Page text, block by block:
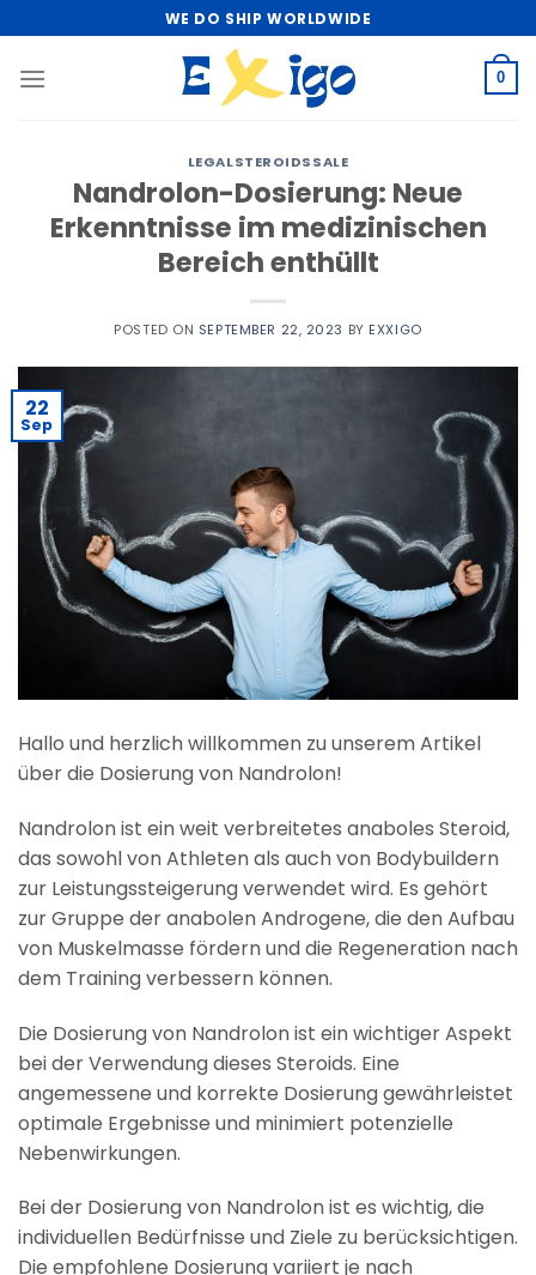
to
content
WE DO SHIP WORLDWIDE
0
LEGALSTEROIDSSALE
Nandrolon-Dosierung: Neue
Erkenntnisse im medizinischen
Bereich enthüllt
POSTED ON SEPTEMBER 22, 2023 BY EXXIGO
22
Sep
Hallo und herzlich willkommen zu unserem Artikel
über die Dosierung von Nandrolon!
Nandrolon ist ein weit verbreitetes anaboles Steroid,
das sowohl von Athleten als auch von Bodybuildern
zur Leistungssteigerung verwendet wird. Es gehört
zur Gruppe der anabolen Androgene, die den Aufbau
von Muskelmasse fördern und die Regeneration nach
dem Training verbessern können.
Die Dosierung von Nandrolon ist ein wichtiger Aspekt
bei der Verwendung dieses Steroids. Eine
angemessene und korrekte Dosierung gewährleistet
optimale Ergebnisse und minimiert potenzielle
Nebenwirkungen.
Bei der Dosierung von Nandrolon ist es wichtig, die
individuellen Bedürfnisse und Ziele zu berücksichtigen.
Die empfohlene Dosierung variiert je nach